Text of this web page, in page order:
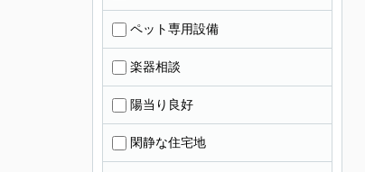
ペット専用設備
楽器相談
陽当り良好
閑静な住宅地